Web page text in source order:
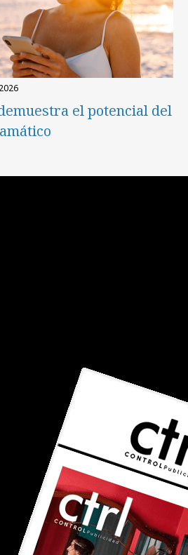
el potencial del